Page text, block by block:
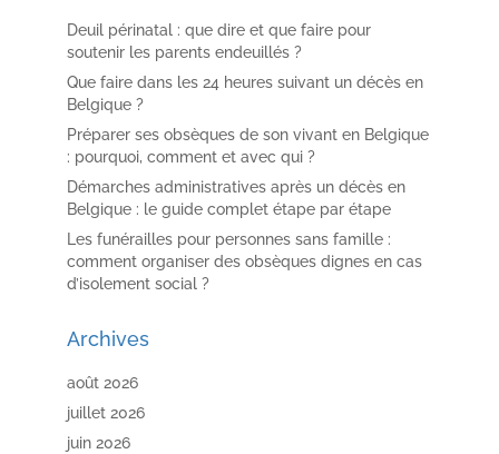
Deuil périnatal : que dire et que faire pour
soutenir les parents endeuillés ?
Que faire dans les 24 heures suivant un décès en
Belgique ?
Préparer ses obsèques de son vivant en Belgique
: pourquoi, comment et avec qui ?
Démarches administratives après un décès en
Belgique : le guide complet étape par étape
Les funérailles pour personnes sans famille :
comment organiser des obsèques dignes en cas
d’isolement social ?
Archives
août 2026
juillet 2026
juin 2026